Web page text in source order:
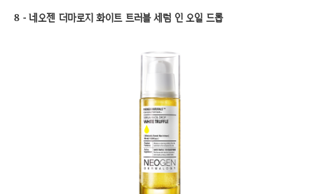
8 - 네오젠 더마로지 화이트 트러블 세럼 인 오일 드롭